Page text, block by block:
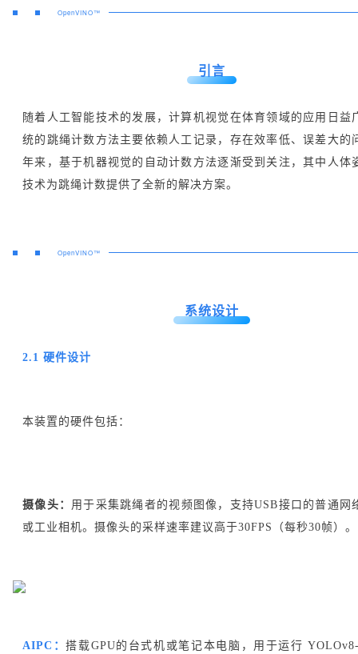
OpenVINO™
引言
随着人工智能技术的发展，计算机视觉在体育领域的应用日益
统的跳绳计数方法主要依赖人工记录，存在效率低、误差大的
年来，基于机器视觉的自动计数方法逐渐受到关注，其中人体
技术为跳绳计数提供了全新的解决方案。
OpenVINO™
系统设计
2.1 硬件设计
本装置的硬件包括：
摄像头： 用于采集跳绳者的视频图像，支持USB接口的普通网
或工业相机。摄像头的采样速率建议高于30FPS（每秒30帧）。
AIPC：搭载GPU的台式机或笔记本电脑，用于运行